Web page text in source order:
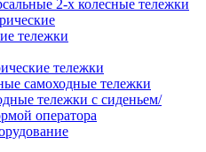
2-х колесные тележки
тележки
тележки
самоходные тележки
тележки с сиденьем/
оператора